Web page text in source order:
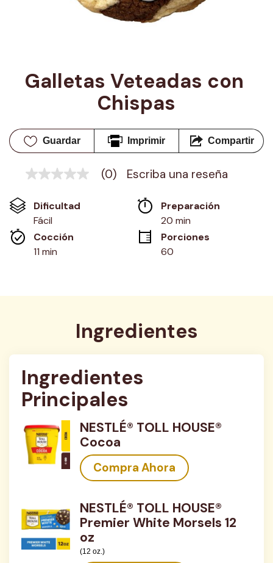
Galletas Veteadas con
Chispas
Guardar Imprimir Compartir
Sin
en
misma
página.
(0) Escriba una reseña
Dificultad
Fácil
Preparación
20 min
Cocción
11 min
Porciones
60
Ingredientes
Ingredientes
Principales
NESTLÉ® TOLL HOUSE®
Cocoa
Compra Ahora
NESTLÉ® TOLL HOUSE®
Premier White Morsels 12
oz
(12 oz.)